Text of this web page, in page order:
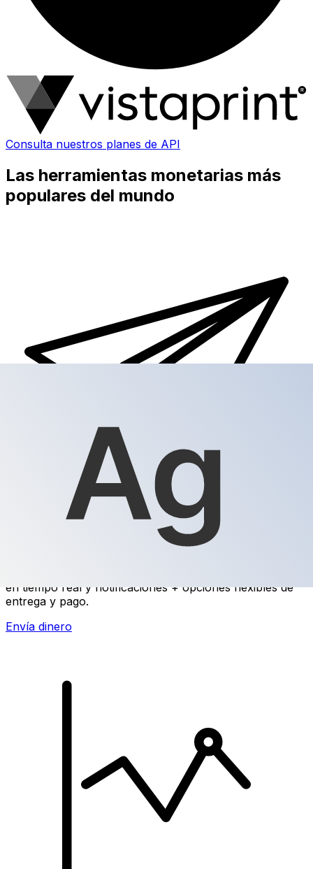
Consulta nuestros planes de API
Las herramientas monetarias más
populares del mundo
Transferencia Internacional de Dinero Xe
en tiempo real y notificaciones + opciones flexibles de
entrega y pago.
Envía dinero